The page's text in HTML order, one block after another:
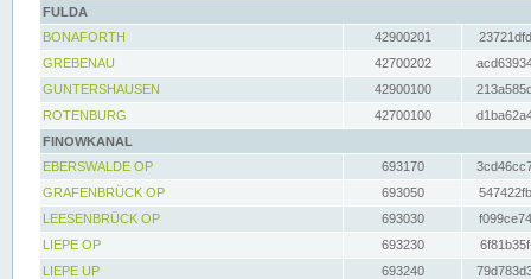
FULDA
BONAFORTH
42900201
GREBENAU
42700202
GUNTERSHAUSEN
42900100
ROTENBURG
42700100
FINOWKANAL
EBERSWALDE OP
693170
GRAFENBRÜCK OP
693050
LEESENBRÜCK OP
693030
LIEPE OP
693230
LIEPE UP
693240